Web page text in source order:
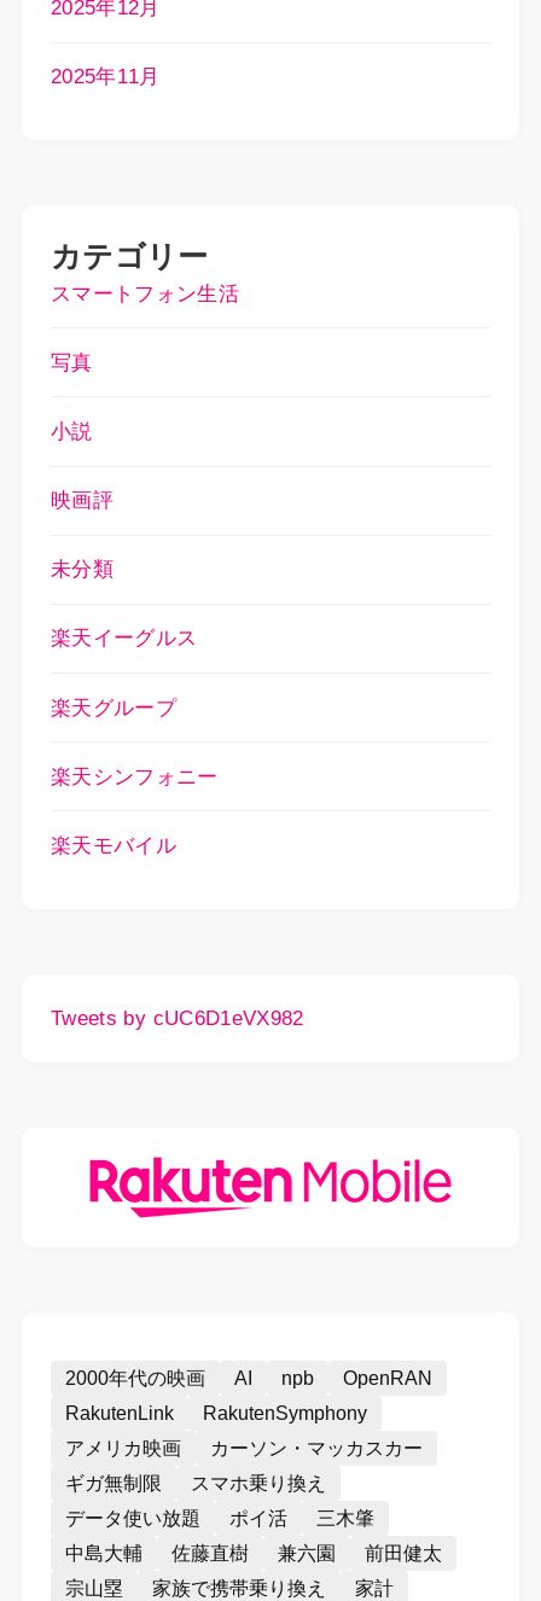
2025年12月
2025年11月
カテゴリー
スマートフォン生活
写真
小説
映画評
未分類
楽天イーグルス
楽天グループ
楽天シンフォニー
楽天モバイル
Tweets by cUC6D1eVX982
2000年代の映画 AI npb
OpenRAN
RakutenLink
RakutenSymphony
アメリカ映画
カーソン・マッカスカー
ギガ無制限
スマホ乗り換え
データ使い放題
ポイ活
三木肇
中島大輔
佐藤直樹 兼六園
前田健太
宗山塁
家族で携帯乗り換え
家計